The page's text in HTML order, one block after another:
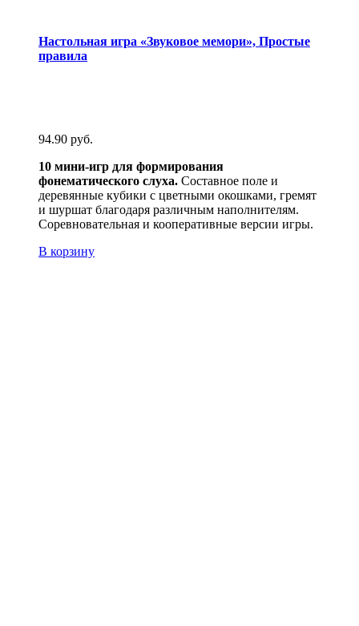
Настольная игра «Звуковое мемори», Простые
правила
94.90 руб.
10 мини-игр для формирования
фонематического слуха. Составное поле и
деревянные кубики с цветными окошками, гремят
и шуршат благодаря различным наполнителям.
Соревновательная и кооперативные версии игры.
В корзину